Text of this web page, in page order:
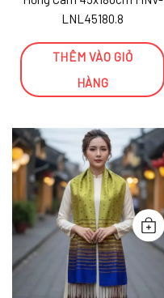
LNL45180.8
THÊM VÀO GIỎ
HÀNG